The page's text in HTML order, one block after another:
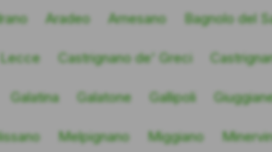
Aradeo Arnesano Bagnolo del
Castrignano de' Greci
Galatina Galatone Gallipoli
Melpignano Miggiano